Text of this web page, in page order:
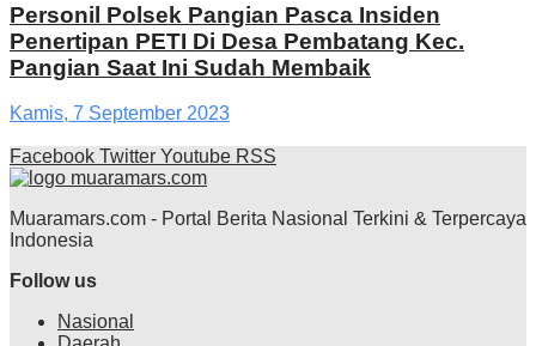
Personil Polsek Pangian Pasca Insiden
Penertipan PETI Di Desa Pembatang Kec.
Pangian Saat Ini Sudah Membaik
Kamis, 7 September 2023
Facebook Twitter Youtube RSS
Muaramars.com - Portal Berita Nasional Terkini & Terpercaya
Indonesia
Follow us
Nasional